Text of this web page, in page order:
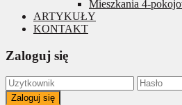
Mieszkania 4-
ARTYKUŁY
KONTAKT
Zaloguj się
Zaloguj się